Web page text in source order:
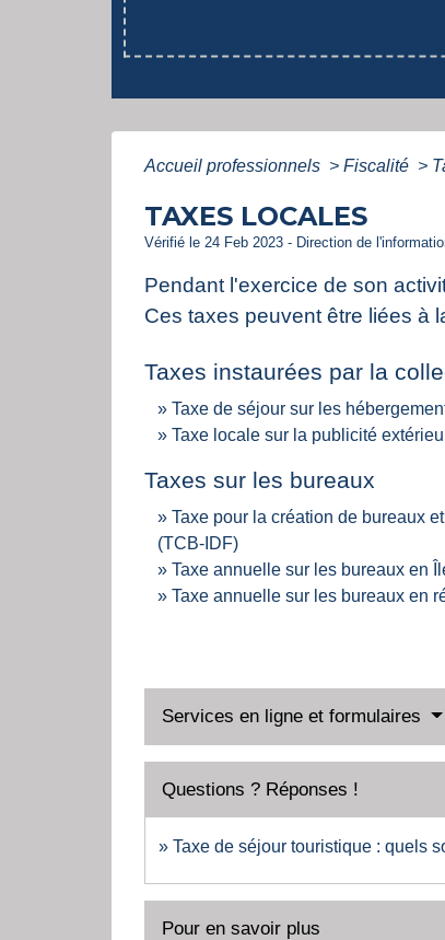
Accueil professionnels > Fiscalité >
TAXES LOCALES
Vérifié le 24 Feb 2023 - Direction de
Pendant l'exercice de son
Ces taxes peuvent être liées à
Taxes instaurées par la
Taxe de séjour sur les
Taxe locale sur la publicité
Taxes sur les bureaux
Taxe pour la création de bureaux
(TCB-IDF)
Taxe annuelle sur les bureaux en
Taxe annuelle sur les bureaux en
Services en ligne et formulaires
Questions ? Réponses !
Taxe de séjour touristique : quels
Pour en savoir plus